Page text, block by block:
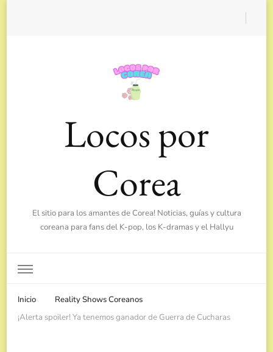
Locos por
Corea
El sitio para los amantes de Corea! Noticias, guías y cultura
coreana para fans del K-pop, los K-dramas y el Hallyu
Inicio
Reality Shows Coreanos
¡Alerta spoiler! Ya tenemos ganador de Guerra de Cucharas